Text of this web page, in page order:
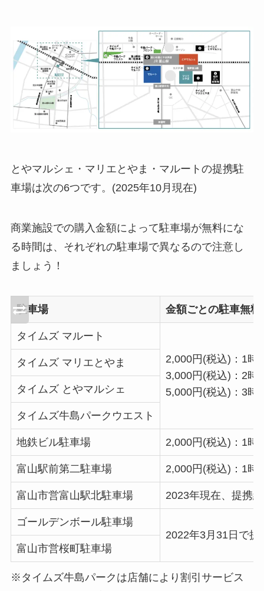
とやマルシェ・マリエとやま・マルートの提携駐
車場は次の6つです。(2025年10月現在)
商業施設での購入金額によって駐車場が無料にな
る時間は、それぞれの駐車場で異なるので注意し
ましょう！
駐車場 金額ごとの駐車無料
タイムズ マルート
2,000円(税込)：1時
3,000円(税込)：2時
5,000円(税込)：3時
タイムズ マリエとやま
タイムズ とやマルシェ
タイムズ牛島パークウエスト
地鉄ビル駐車場 2,000円(税込)：1時
富山駅前第二駐車場 2,000円(税込)：1時
富山市営富山駅北駐車場 2023年現在、提携
ゴールデンボール駐車場
2022年3月31日で提
富山市営桜町駐車場
※タイムズ牛島パークは店舗により割引サービス